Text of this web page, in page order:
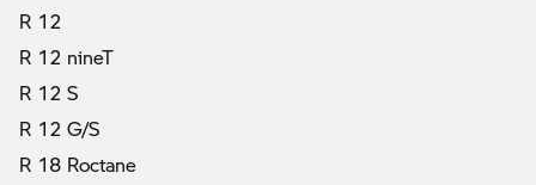
R 12
R 12 nineT
R 12 S
R 12 G/S
R 18 Roctane